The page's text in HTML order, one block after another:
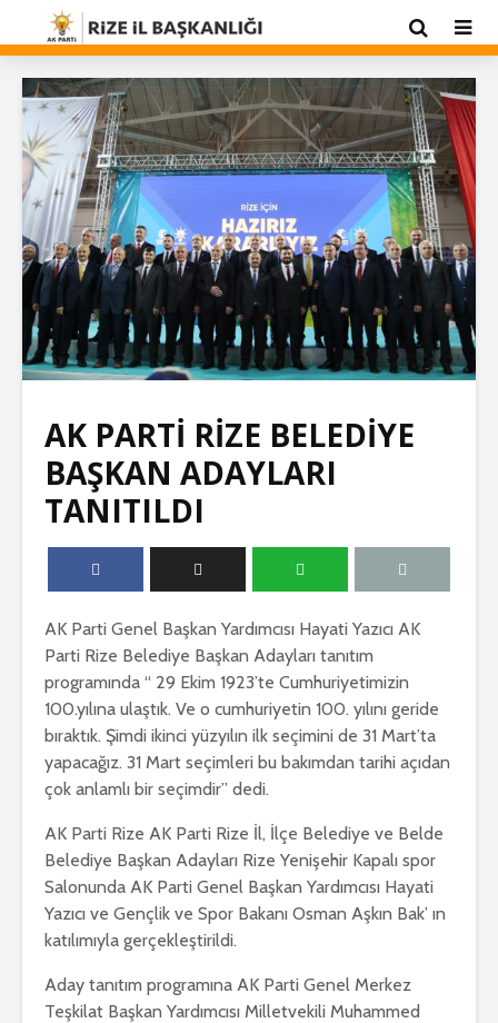
AK PARTİ RİZE BELEDİYE
BAŞKAN ADAYLARI
TANITILDI
AK Parti Genel Başkan Yardımcısı Hayati Yazıcı AK
Parti Rize Belediye Başkan Adayları tanıtım
programında “ 29 Ekim 1923’te Cumhuriyetimizin
100.yılına ulaştık. Ve o cumhuriyetin 100. yılını geride
bıraktık. Şimdi ikinci yüzyılın ilk seçimini de 31 Mart’ta
yapacağız. 31 Mart seçimleri bu bakımdan tarihi açıdan
çok anlamlı bir seçimdir” dedi.
AK Parti Rize AK Parti Rize İl, İlçe Belediye ve Belde
Belediye Başkan Adayları Rize Yenişehir Kapalı spor
Salonunda AK Parti Genel Başkan Yardımcısı Hayati
Yazıcı ve Gençlik ve Spor Bakanı Osman Aşkın Bak’ ın
katılımıyla gerçekleştirildi.
Aday tanıtım programına AK Parti Genel Merkez
Teşkilat Başkan Yardımcısı Milletvekili Muhammed